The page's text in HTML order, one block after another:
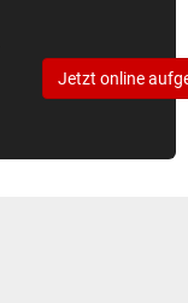
Jetzt online